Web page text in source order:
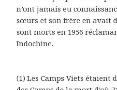
n’ont jamais eu
sœurs et son frère en avait
sont morts en 1956
Indochine.
(1) Les Camps Viets étaient